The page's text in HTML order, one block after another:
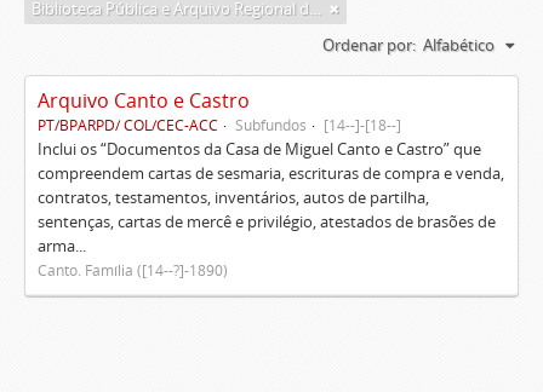
Biblioteca Pública e Arquivo Regional de Ponta Delgada
Ordenar por: Alfabético
Arquivo Canto e Castro
PT/BPARPD/ COL/CEC-ACC Subfundos [14--]-[18--]
Inclui os “Documentos da Casa de Miguel Canto e Castro” que
compreendem cartas de sesmaria, escrituras de compra e venda,
contratos, testamentos, inventários, autos de partilha,
sentenças, cartas de mercê e privilégio, atestados de brasões de
arma...
Canto. Família ([14--?]-1890)